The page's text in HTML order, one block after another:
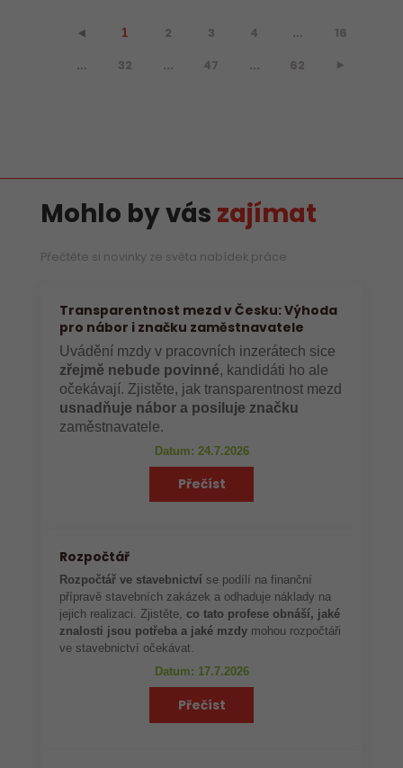
⯇ 1 2 3 4 ... 16
... 32 ... 47 ... 62 ⯈
Mohlo by vás zajímat
Přečtěte si novinky ze světa nabídek práce
Transparentnost mezd v Česku: Výhoda
pro nábor i značku zaměstnavatele
Uvádění mzdy v pracovních inzerátech sice
zřejmě nebude povinné, kandidáti ho ale
očekávají. Zjistěte, jak transparentnost mezd
usnadňuje nábor a posiluje značku
zaměstnavatele.
Datum: 24.7.2026
Přečíst
Rozpočtář
Rozpočtář ve stavebnictví se podílí na finanční
přípravě stavebních zakázek a odhaduje náklady na
jejich realizaci. Zjistěte,co tato profese obnáší, jaké
znalosti jsou potřeba a jaké mzdy mohou rozpočtáři
ve stavebnictví očekávat.
Datum: 17.7.2026
Přečíst